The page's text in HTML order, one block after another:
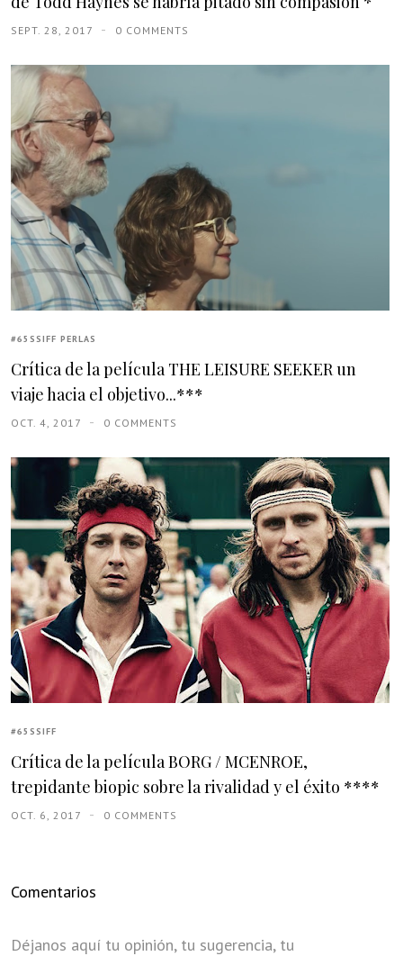
SEPT. 28, 2017 0 COMMENTS
#65SSIFF PERLAS
Crítica de la película THE LEISURE SEEKER un
viaje hacia el objetivo...***
OCT. 4, 2017 0 COMMENTS
#65SSIFF
Crítica de la película BORG / MCENROE,
trepidante biopic sobre la rivalidad y el éxito ****
OCT. 6, 2017 0 COMMENTS
Comentarios
Déjanos aquí tu opinión, tu sugerencia, tu